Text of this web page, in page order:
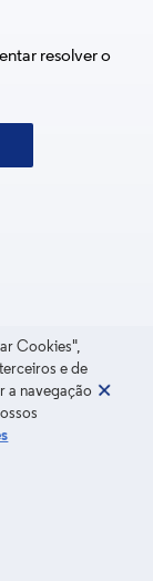
resolver o
Cookies",
e de
a navegação